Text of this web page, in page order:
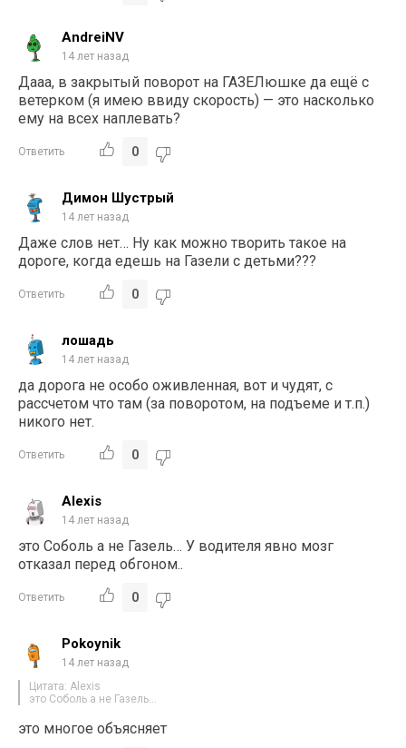
AndreiNV
14 лет назад
Дааа, в закрытый поворот на ГАЗЕЛюшке да ещё с
ветерком (я имею ввиду скорость) — это насколько
ему на всех наплевать?
Ответить 0
Димон Шустрый
14 лет назад
Даже слов нет… Ну как можно творить такое на
дороге, когда едешь на Газели с детьми???
Ответить 0
лошадь
14 лет назад
да дорога не особо оживленная, вот и чудят, с
рассчетом что там (за поворотом, на подъеме и т.п.)
никого нет.
Ответить 0
Alexis
14 лет назад
это Соболь а не Газель… У водителя явно мозг
отказал перед обгоном..
Ответить 0
Pokoynik
14 лет назад
Цитата: Alexis
это Соболь а не Газель…
это многое объясняет